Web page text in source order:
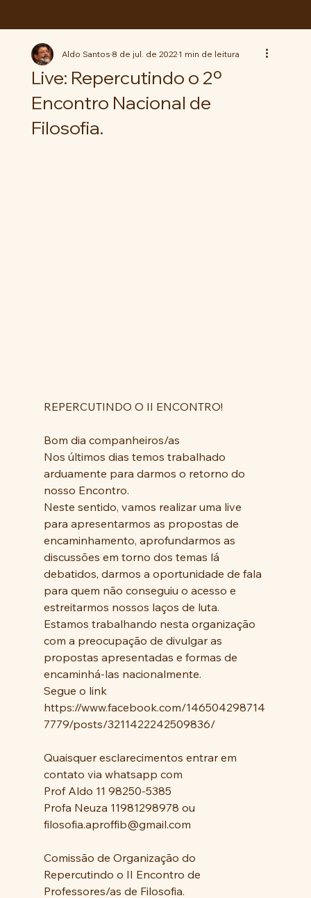
Live: Repercutindo o 2º
Encontro Nacional de
Filosofia.
Aldo Santos8 de jul. de 20221 min de leitura
REPERCUTINDO O II ENCONTRO!
Bom dia companheiros/as
Nos últimos dias temos trabalhado
arduamente para darmos o retorno do
nosso Encontro.
Neste sentido, vamos realizar uma live
para apresentarmos as propostas de
encaminhamento, aprofundarmos as
discussões em torno dos temas lá
debatidos, darmos a oportunidade de fala
para quem não conseguiu o acesso e
estreitarmos nossos laços de luta.
Estamos trabalhando nesta organização
com a preocupação de divulgar as
propostas apresentadas e formas de
encaminhá-las nacionalmente.
Segue o link
https://www.facebook.com/146504298714
7779/posts/3211422242509836/
Quaisquer esclarecimentos entrar em
contato via whatsapp com
Prof Aldo 11 98250-5385
Profa Neuza 11981298978 ou
filosofia.aproffib@gmail.com
Comissão de Organização do
Repercutindo o II Encontro de
Professores/as de Filosofia.